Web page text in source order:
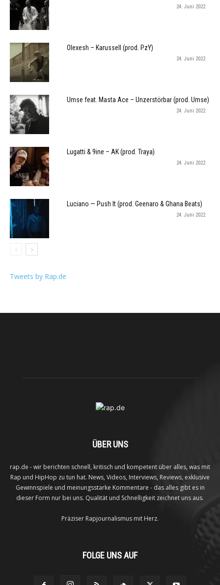
24. Juni 2022
Olexesh – Karussell (prod. PzY)
24. Juni 2022
Umse feat. Masta Ace – Unzerstörbar (prod. Umse)
24. Juni 2022
Lugatti & 9ine – AK (prod. Traya)
24. Juni 2022
Luciano — Push It (prod. Geenaro & Ghana Beats)
24. Juni 2022
Tweets by Rap.de
ÜBER UNS
rap.de - wir berichten schnell, kritisch und kompetent über alles, was mit
Rap und HipHop zu tun hat. News, Videos, Interviews, Reviews, exklusive
Gewinnspiele und meinungsstarke Kommentare - das alles gibt es in
dieser Form nur bei uns. Qualität und Schnelligkeit zeichnet uns aus.
Präziser Rapjournalismus mit Herz.
FOLGE UNS AUF